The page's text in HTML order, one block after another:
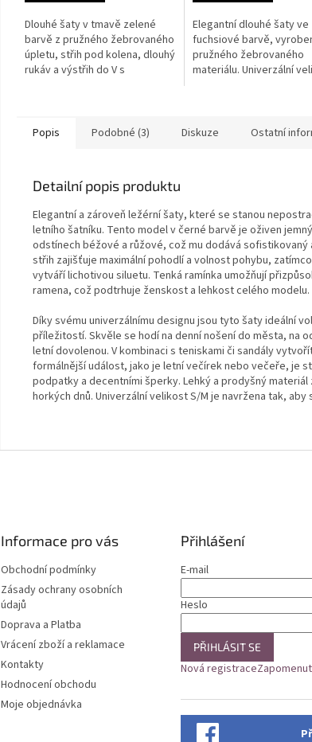
Dlouhé šaty v tmavě zelené
barvě z pružného žebrovaného
úpletu, střih pod kolena, dlouhý
rukáv a výstřih do V s
Elegantní dlouhé šaty ve
fuchsiové barvě,
pružného žebrovaného
materiálu. Univerzální
Popis Podobné (3) Diskuze Ostatní
Detailní popis produktu
Elegantní a zároveň ležérní šaty, které se stanou
letního šatníku. Tento model v černé barvě je oživen
odstínech béžové a růžové, což mu dodává sofistikovaný
střih zajišťuje maximální pohodlí a volnost pohybu,
vytváří lichotivou siluetu. Tenká ramínka umožňují
ramena, což podtrhuje ženskost a lehkost celého modelu.
Díky svému univerzálnímu designu jsou tyto šaty ideální
příležitostí. Skvěle se hodí na denní nošení do města, na
letní dovolenou. V kombinaci s teniskami či sandály
formálnější událost, jako je letní večírek nebo večeře, je
podpatky a decentními šperky. Lehký a prodyšný
horkých dnů. Univerzální velikost S/M je navržena tak,
Informace pro vás
Obchodní podmínky
Zásady ochrany osobních
údajů
Doprava a Platba
Vrácení zboží a reklamace
Kontakty
Hodnocení obchodu
Moje objednávka
Přihlášení
E-mail
Heslo
PŘIHLÁSIT SE
Nová registrace